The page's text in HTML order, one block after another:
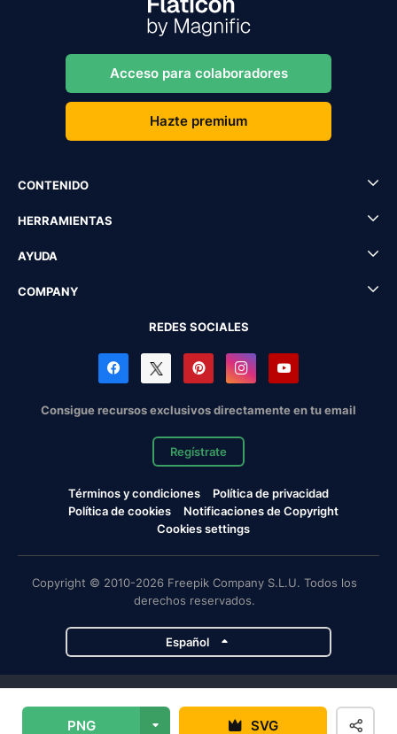
PNG SVG
Acceso para colaboradores
Hazte premium
CONTENIDO
HERRAMIENTAS
AYUDA
COMPANY
REDES SOCIALES
Consigue recursos exclusivos directamente en tu email
Regístrate
Términos y condiciones
Política de privacidad
Política de cookies
Notificaciones de Copyright
Cookies settings
Copyright © 2010-2026 Freepik Company S.L.U. Todos los
derechos reservados.
Español